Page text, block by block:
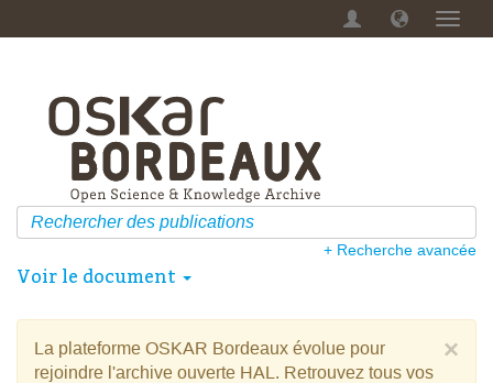
Menu
+ Recherche avancée
Voir le document
×
La plateforme OSKAR Bordeaux évolue pour
rejoindre l'archive ouverte HAL. Retrouvez tous vos